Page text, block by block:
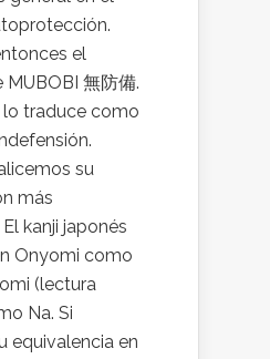
el
無防備.
lo traduce como
su
más
kanji japonés
Onyomi como
(lectura
Na. Si
equivalencia en